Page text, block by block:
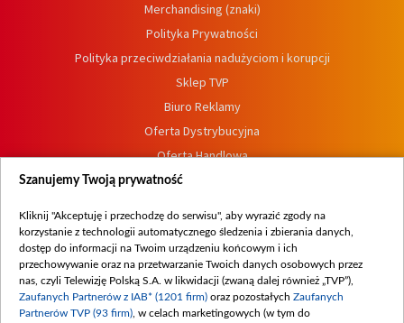
Merchandising (znaki)
Polityka Prywatności
Polityka przeciwdziałania nadużyciom i korupcji
Sklep TVP
Biuro Reklamy
Oferta Dystrybucyjna
Oferta Handlowa
Dostępność
Procedura zgłoszeń wewnętrznych
Szanujemy Twoją prywatność
Kliknij "Akceptuję i przechodzę do serwisu", aby wyrazić zgody na
korzystanie z technologii automatycznego śledzenia i zbierania danych,
dostęp do informacji na Twoim urządzeniu końcowym i ich
przechowywanie oraz na przetwarzanie Twoich danych osobowych przez
nas, czyli Telewizję Polską S.A. w likwidacji (zwaną dalej również „TVP”),
Zaufanych Partnerów z IAB* (1201 firm) oraz pozostałych Zaufanych
Partnerów TVP (93 firm) , w celach marketingowych (w tym do